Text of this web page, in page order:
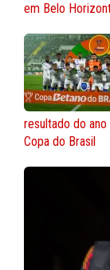
em Belo
resultado do
Copa do Brasil